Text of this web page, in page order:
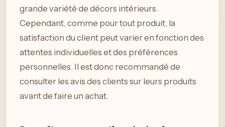
grande variété de décors intérieurs.
Cependant, comme pour tout produit, la
satisfaction du client peut varier en fonction des
attentes individuelles et des préférences
personnelles. Il est donc recommandé de
consulter les avis des clients sur leurs produits
avant de faire un achat.